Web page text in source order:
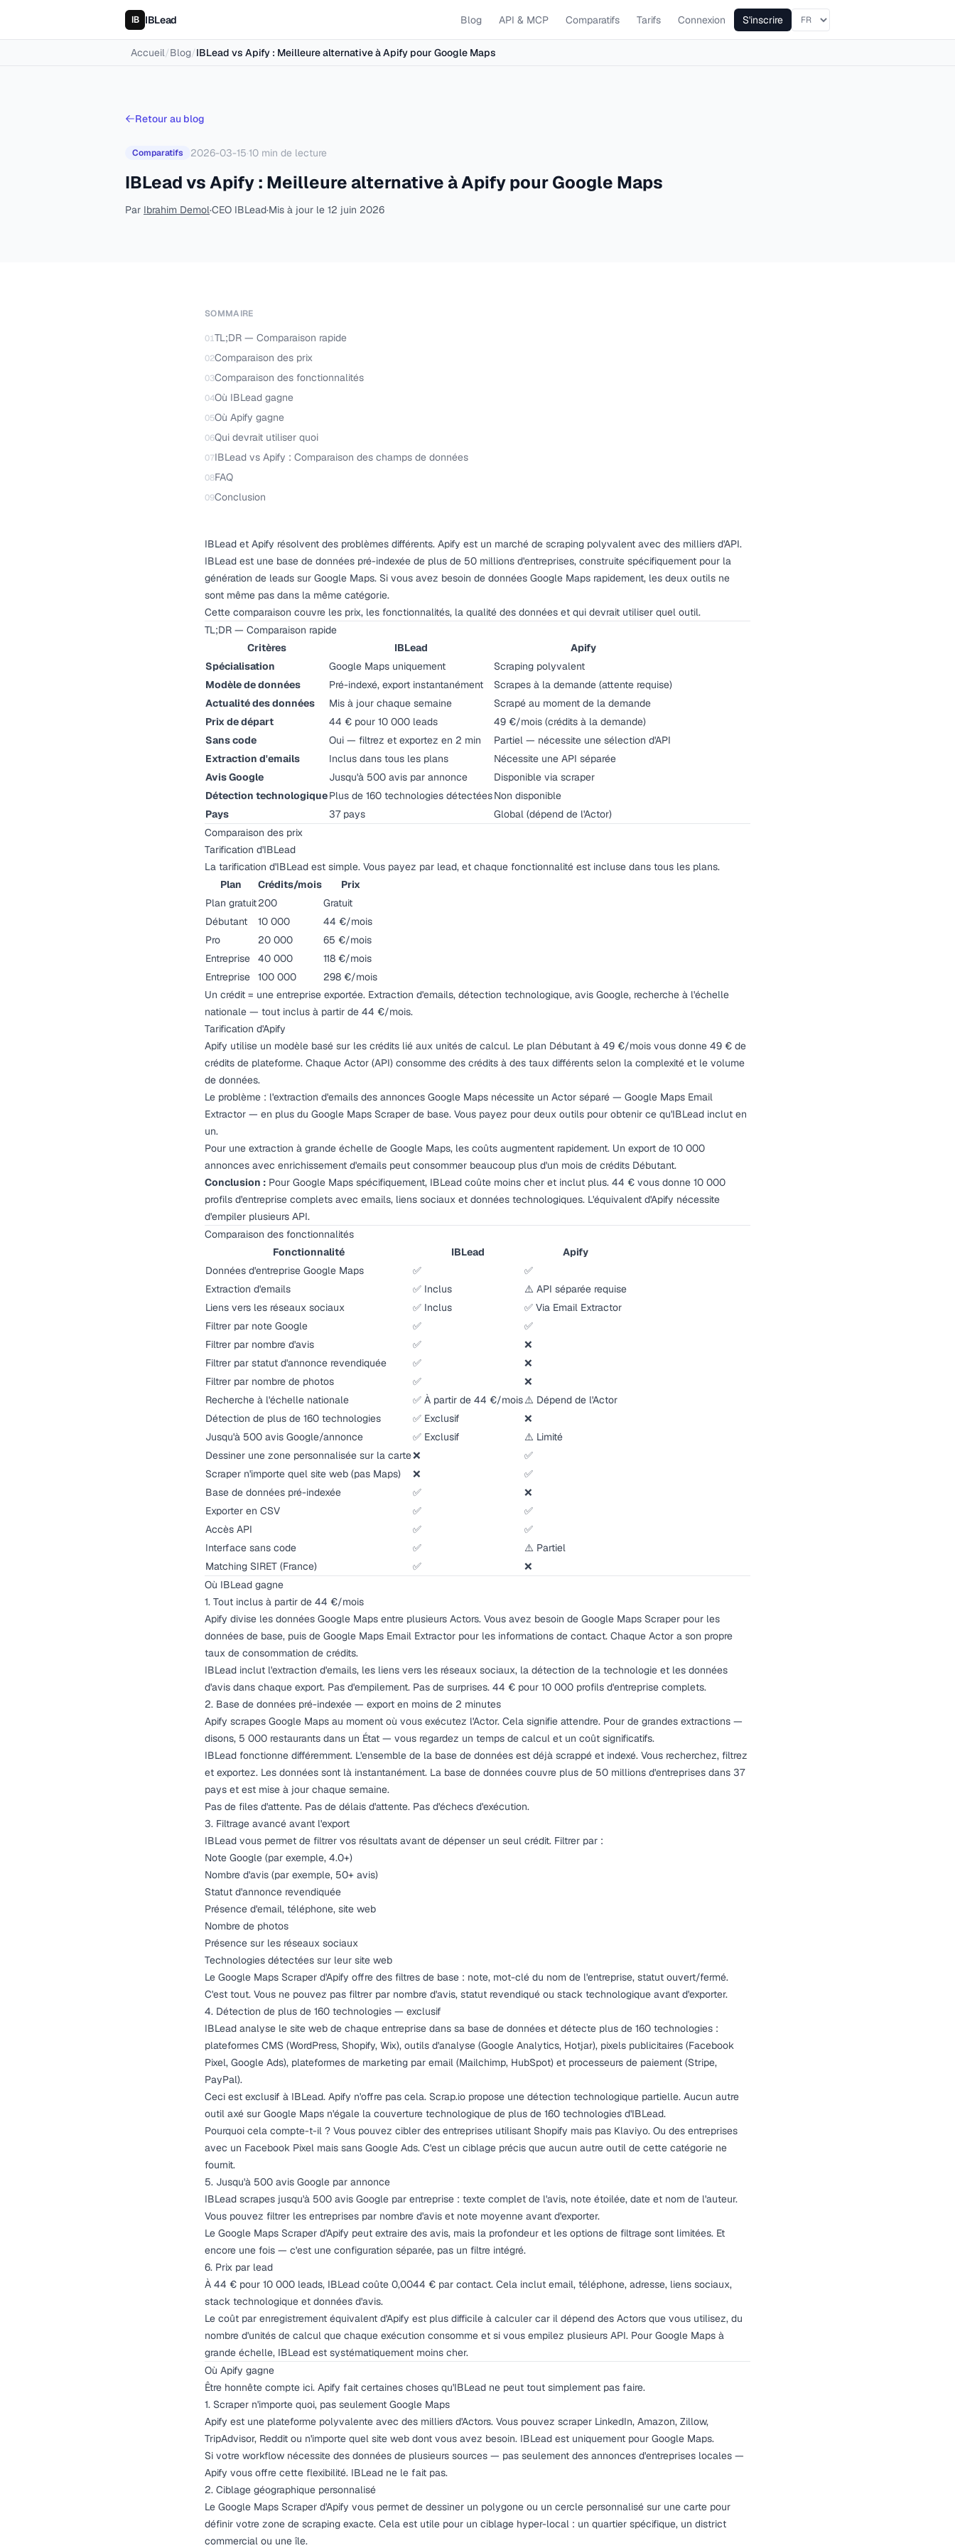
IBLead Blog API & MCP Comparatifs Tarifs Connexion S'inscrire
Accueil/Blog/IBLead vs Apify : Meilleure alternative à Apify pour Google Maps
Retour au blog
Comparatifs 2026-03-15·10 min de lecture
IBLead vs Apify : Meilleure alternative à Apify pour Google Maps
Par Ibrahim Demol·CEO IBLead·Mis à jour le 12 juin 2026
SOMMAIRE
01TL;DR — Comparaison rapide
02Comparaison des prix
03Comparaison des fonctionnalités
04Où IBLead gagne
05Où Apify gagne
06Qui devrait utiliser quoi
07IBLead vs Apify : Comparaison des champs de données
08FAQ
09Conclusion
IBLead et Apify résolvent des problèmes différents. Apify est un marché de scraping polyvalent avec des milliers d'API.
IBLead est une base de données pré-indexée de plus de 50 millions d'entreprises, construite spécifiquement pour la
génération de leads sur Google Maps. Si vous avez besoin de données Google Maps rapidement, les deux outils ne
sont même pas dans la même catégorie.
Cette comparaison couvre les prix, les fonctionnalités, la qualité des données et qui devrait utiliser quel outil.
TL;DR — Comparaison rapide
Critères
IBLead
Apify
Spécialisation
Google Maps uniquement
Scraping polyvalent
Modèle de données
Pré-indexé, export instantanément
Scrapes à la demande (attente requise)
Actualité des données
Mis à jour chaque semaine
Scrapé au moment de la demande
Prix de départ
44 € pour 10 000 leads
49 €/mois (crédits à la demande)
Sans code
Oui — filtrez et exportez en 2 min
Partiel — nécessite une sélection d'API
Extraction d'emails
Inclus dans tous les plans
Nécessite une API séparée
Avis Google
Jusqu'à 500 avis par annonce
Disponible via scraper
Détection technologiquePlus de 160 technologies détectéesNon disponible
Pays
37 pays
Global (dépend de l'Actor)
Comparaison des prix
Tarification d'IBLead
La tarification d'IBLead est simple. Vous payez par lead, et chaque fonctionnalité est incluse dans tous les plans.
Plan
Crédits/mois
Prix
Plan gratuit200
Gratuit
Débutant
10 000
44 €/mois
Pro
20 000
65 €/mois
Entreprise
40 000
118 €/mois
Entreprise
100 000
298 €/mois
Un crédit = une entreprise exportée. Extraction d'emails, détection technologique, avis Google, recherche à l'échelle
nationale — tout inclus à partir de 44 €/mois.
Tarification d'Apify
Apify utilise un modèle basé sur les crédits lié aux unités de calcul. Le plan Débutant à 49 €/mois vous donne 49 € de
crédits de plateforme. Chaque Actor (API) consomme des crédits à des taux différents selon la complexité et le volume
de données.
Le problème : l'extraction d'emails des annonces Google Maps nécessite un Actor séparé — Google Maps Email
Extractor — en plus du Google Maps Scraper de base. Vous payez pour deux outils pour obtenir ce qu'IBLead inclut en
un.
Pour une extraction à grande échelle de Google Maps, les coûts augmentent rapidement. Un export de 10 000
annonces avec enrichissement d'emails peut consommer beaucoup plus d'un mois de crédits Débutant.
Conclusion : Pour Google Maps spécifiquement, IBLead coûte moins cher et inclut plus. 44 € vous donne 10 000
profils d'entreprise complets avec emails, liens sociaux et données technologiques. L'équivalent d'Apify nécessite
d'empiler plusieurs API.
Comparaison des fonctionnalités
Fonctionnalité
IBLead
Apify
Données d'entreprise Google Maps
✅
✅
Extraction d'emails
✅ Inclus
⚠️ API séparée requise
Liens vers les réseaux sociaux
✅ Inclus
✅ Via Email Extractor
Filtrer par note Google
✅
✅
Filtrer par nombre d'avis
✅
❌
Filtrer par statut d'annonce revendiquée
✅
❌
Filtrer par nombre de photos
✅
❌
Recherche à l'échelle nationale
✅ À partir de 44 €/mois⚠️ Dépend de l'Actor
Détection de plus de 160 technologies
✅ Exclusif
❌
Jusqu'à 500 avis Google/annonce
✅ Exclusif
⚠️ Limité
Dessiner une zone personnalisée sur la carte❌
✅
Scraper n'importe quel site web (pas Maps)
❌
✅
Base de données pré-indexée
✅
❌
Exporter en CSV
✅
✅
Accès API
✅
✅
Interface sans code
✅
⚠️ Partiel
Matching SIRET (France)
✅
❌
Où IBLead gagne
1. Tout inclus à partir de 44 €/mois
Apify divise les données Google Maps entre plusieurs Actors. Vous avez besoin de Google Maps Scraper pour les
données de base, puis de Google Maps Email Extractor pour les informations de contact. Chaque Actor a son propre
taux de consommation de crédits.
IBLead inclut l'extraction d'emails, les liens vers les réseaux sociaux, la détection de la technologie et les données
d'avis dans chaque export. Pas d'empilement. Pas de surprises. 44 € pour 10 000 profils d'entreprise complets.
2. Base de données pré-indexée — export en moins de 2 minutes
Apify scrapes Google Maps au moment où vous exécutez l'Actor. Cela signifie attendre. Pour de grandes extractions —
disons, 5 000 restaurants dans un État — vous regardez un temps de calcul et un coût significatifs.
IBLead fonctionne différemment. L'ensemble de la base de données est déjà scrappé et indexé. Vous recherchez, filtrez
et exportez. Les données sont là instantanément. La base de données couvre plus de 50 millions d'entreprises dans 37
pays et est mise à jour chaque semaine.
Pas de files d'attente. Pas de délais d'attente. Pas d'échecs d'exécution.
3. Filtrage avancé avant l'export
IBLead vous permet de filtrer vos résultats avant de dépenser un seul crédit. Filtrer par :
Note Google (par exemple, 4.0+)
Nombre d'avis (par exemple, 50+ avis)
Statut d'annonce revendiquée
Présence d'email, téléphone, site web
Nombre de photos
Présence sur les réseaux sociaux
Technologies détectées sur leur site web
Le Google Maps Scraper d'Apify offre des filtres de base : note, mot-clé du nom de l'entreprise, statut ouvert/fermé.
C'est tout. Vous ne pouvez pas filtrer par nombre d'avis, statut revendiqué ou stack technologique avant d'exporter.
4. Détection de plus de 160 technologies — exclusif
IBLead analyse le site web de chaque entreprise dans sa base de données et détecte plus de 160 technologies :
plateformes CMS (WordPress, Shopify, Wix), outils d'analyse (Google Analytics, Hotjar), pixels publicitaires (Facebook
Pixel, Google Ads), plateformes de marketing par email (Mailchimp, HubSpot) et processeurs de paiement (Stripe,
PayPal).
Ceci est exclusif à IBLead. Apify n'offre pas cela. Scrap.io propose une détection technologique partielle. Aucun autre
outil axé sur Google Maps n'égale la couverture technologique de plus de 160 technologies d'IBLead.
Pourquoi cela compte-t-il ? Vous pouvez cibler des entreprises utilisant Shopify mais pas Klaviyo. Ou des entreprises
avec un Facebook Pixel mais sans Google Ads. C'est un ciblage précis que aucun autre outil de cette catégorie ne
fournit.
5. Jusqu'à 500 avis Google par annonce
IBLead scrapes jusqu'à 500 avis Google par entreprise : texte complet de l'avis, note étoilée, date et nom de l'auteur.
Vous pouvez filtrer les entreprises par nombre d'avis et note moyenne avant d'exporter.
Le Google Maps Scraper d'Apify peut extraire des avis, mais la profondeur et les options de filtrage sont limitées. Et
encore une fois — c'est une configuration séparée, pas un filtre intégré.
6. Prix par lead
À 44 € pour 10 000 leads, IBLead coûte 0,0044 € par contact. Cela inclut email, téléphone, adresse, liens sociaux,
stack technologique et données d'avis.
Le coût par enregistrement équivalent d'Apify est plus difficile à calculer car il dépend des Actors que vous utilisez, du
nombre d'unités de calcul que chaque exécution consomme et si vous empilez plusieurs API. Pour Google Maps à
grande échelle, IBLead est systématiquement moins cher.
Où Apify gagne
Être honnête compte ici. Apify fait certaines choses qu'IBLead ne peut tout simplement pas faire.
1. Scraper n'importe quoi, pas seulement Google Maps
Apify est une plateforme polyvalente avec des milliers d'Actors. Vous pouvez scraper LinkedIn, Amazon, Zillow,
TripAdvisor, Reddit ou n'importe quel site web dont vous avez besoin. IBLead est uniquement pour Google Maps.
Si votre workflow nécessite des données de plusieurs sources — pas seulement des annonces d'entreprises locales —
Apify vous offre cette flexibilité. IBLead ne le fait pas.
2. Ciblage géographique personnalisé
Le Google Maps Scraper d'Apify vous permet de dessiner un polygone ou un cercle personnalisé sur une carte pour
définir votre zone de scraping exacte. Cela est utile pour un ciblage hyper-local : un quartier spécifique, un district
commercial ou une île.